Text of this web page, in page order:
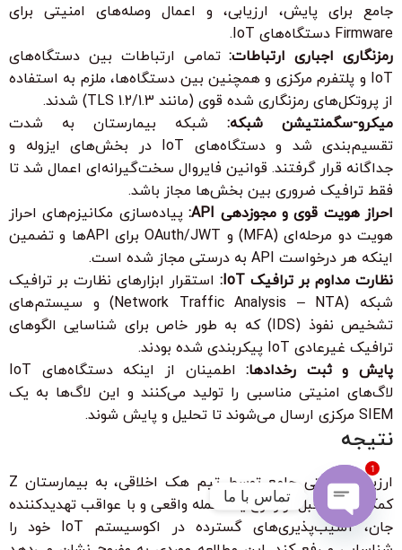
جامع برای پایش، ارزیابی، و اعمال وصله‌های امنیتی برای
Firmware دستگاه‌های IoT.
رمزنگاری اجباری ارتباطات:تمامی ارتباطات بین دستگاه‌های
IoT و پلتفرم مرکزی و همچنین بین دستگاه‌ها، ملزم به استفاده
از پروتکل‌های رمزنگاری شده قوی (مانند TLS 1.2/1.3) شدند.
میکرو-سگمنتیشن شبکه: شبکه بیمارستان به شدت
تقسیم‌بندی شد و دستگاه‌های IoT در بخش‌های ایزوله و
جداگانه قرار گرفتند. قوانین فایروال سخت‌گیرانه‌ای اعمال شد تا
فقط ترافیک ضروری بین بخش‌ها مجاز باشد.
احراز هویت قوی و مجوزدهی API:
پیاده‌سازی مکانیزم‌های احراز
هویت دو مرحله‌ای (MFA) و OAuth/JWT برای APIها و تضمین
اینکه هر درخواست API به درستی مجاز شده است.
نظارت مداوم بر ترافیک IoT:
استقرار ابزارهای نظارت بر ترافیک
شبکه (Network Traffic Analysis – NTA) و سیستم‌های
تشخیص نفوذ (IDS) که به طور خاص برای شناسایی الگوهای
ترافیک غیرعادی IoT پیکربندی شده بودند.
پایش و ثبت رخدادها:
اطمینان از اینکه دستگاه‌های IoT
لاگ‌های امنیتی مناسبی را تولید می‌کنند و این لاگ‌ها به یک
SIEM مرکزی ارسال می‌شوند تا تحلیل و پایش شوند.
نتیجه
ارزیابی امنیتی جامع توسط تیم هک اخلاقی، به بیمارستان Z
کمک کرد تا قبل از وقوع یک حمله واقعی و با عواقب تهدیدکننده
جان، آسیب‌پذیری‌های گسترده در اکوسیستم IoT خود را
تماس با ما
Open
1